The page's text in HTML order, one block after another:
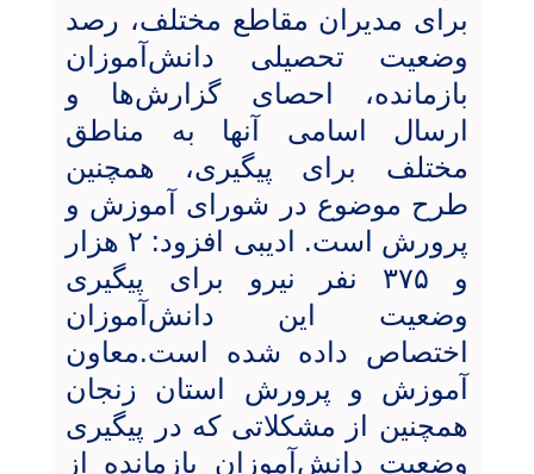
برای مدیران مقاطع مختلف، رصد
وضعیت تحصیلی دانش‌آموزان
بازمانده، احصای گزارش‌ها و
ارسال اسامی آنها به مناطق
مختلف برای پیگیری، همچنین
طرح موضوع در شورای آموزش و
پرورش است. ادیبی افزود: ۲ هزار
و ۳۷۵ نفر نیرو برای پیگیری
وضعیت این دانش‌آموزان
اختصاص داده شده است.معاون
آموزش و پرورش استان زنجان
همچنین از مشکلاتی که در پیگیری
وضعیت دانش‌آموزان بازمانده از